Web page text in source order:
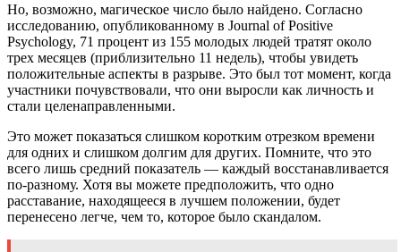
Но, возможно, магическое число было найдено. Согласно
исследованию, опубликованному в Journal of Positive
Psychology, 71 процент из 155 молодых людей тратят около
трех месяцев (приблизительно 11 недель), чтобы увидеть
положительные аспекты в разрыве. Это был тот момент, когда
участники почувствовали, что они выросли как личность и
стали целенаправленными.
Это может показаться слишком коротким отрезком времени
для одних и слишком долгим для других. Помните, что это
всего лишь средний показатель — каждый восстанавливается
по-разному. Хотя вы можете предположить, что одно
расставание, находящееся в лучшем положении, будет
перенесено легче, чем то, которое было скандалом.